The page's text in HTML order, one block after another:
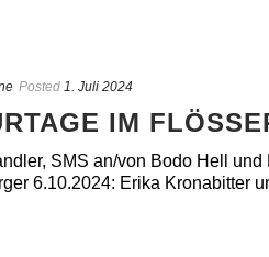
Posted 1. Juli 2024
IM
SMS an/von Bodo Hell
6.10.2024: Erika Kronabitter